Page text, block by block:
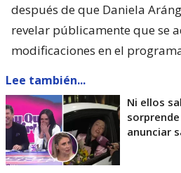
después de que Daniela
revelar públicamente que se
modificaciones en el
Lee también...
Ni ellos
sorprende
anunciar